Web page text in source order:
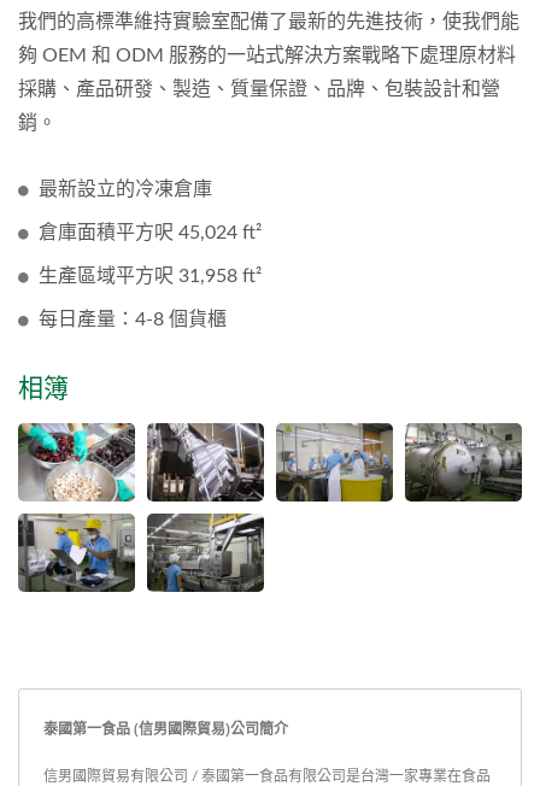
我們的高標準維持實驗室配備了最新的先進技術，使我們能
夠 OEM 和 ODM 服務的一站式解決方案戰略下處理原材料
採購、產品研發、製造、質量保證、品牌、包裝設計和營
銷。
最新設立的冷凍倉庫
倉庫面積平方呎 45,024 ft²
生產區域平方呎 31,958 ft²
每日產量：4-8 個貨櫃
相簿
泰國第一食品 (信男國際貿易)公司簡介
信男國際貿易有限公司 / 泰國第一食品有限公司是台灣一家專業在食品